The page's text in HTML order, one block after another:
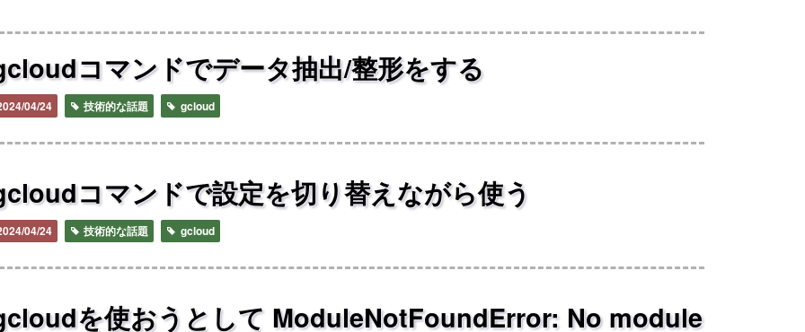
コマンドでデータ抽出/整形をする
04/24 技術的な話題 gcloud
コマンドで設定を切り替えながら使う
04/24 技術的な話題 gcloud
を使おうとして ModuleNotFoundError: No module